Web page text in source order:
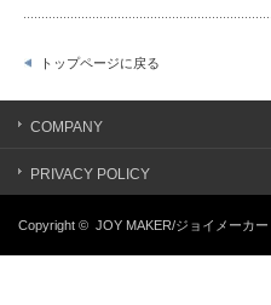
トップページに戻る
COMPANY
PRIVACY POLICY
Copyright © JOY MAKER/ジョイメーカー